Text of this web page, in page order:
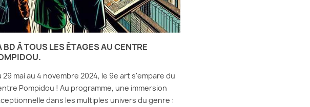
BD À TOUS LES ÉTAGES AU CENTRE
29 mai au 4 novembre 2024, le 9e art s'empare du
Pompidou ! Au programme, une immersion
dans les multiples univers du genre :